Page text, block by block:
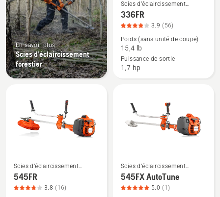
En savoir plus
Scies d’éclaircissement
forestier
Voir
plus
de
détails
sur
336FR,
3.875
Scies d’éclaircissement
forestier
336FR
3.9 (56)
Poids (sans unité de coupe)
15,4 lb
Puissance de sortie
1,7 hp
Voir
plus
de
Scies d’éclaircissement
forestier
545FR
3.8 (16)
Voir
plus
de
Scies d’éclaircissement
forestier
545FX AutoTune
5.0 (1)